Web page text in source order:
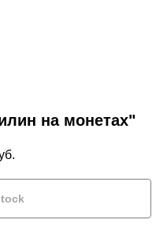
на монетах"